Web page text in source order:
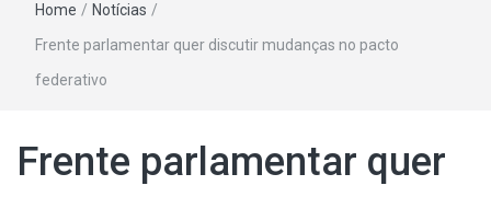
Home / Notícias /
Frente parlamentar quer discutir mudanças no pacto
federativo
Frente parlamentar quer